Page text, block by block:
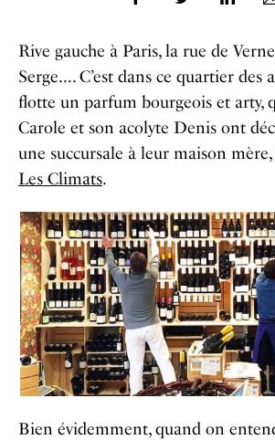
Rive gauche à Paris, la rue de
Serge…. C’est dans ce quartier des
flotte un parfum bourgeois et arty,
Carole et son acolyte Denis ont
une succursale à leur maison
Les Climats.
Bien évidemment, quand on